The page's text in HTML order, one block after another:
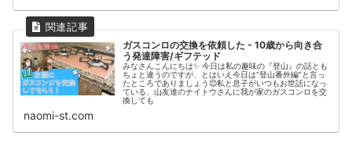
ガスコンロの交換を依頼した - 10歳から向き合
う発達障害/ギフテッド
みなさんこんにちは✨ 今日は私の趣味の『登山』の話とも
ちょと違うのですが、とはいえ今日は“登山番外編”と言っ
たところでありましょう😊私と息子がいつもお世話になっ
ている、山友達のナイトウさんに我が家のガスコンロを交
換しても
naomi-st.com